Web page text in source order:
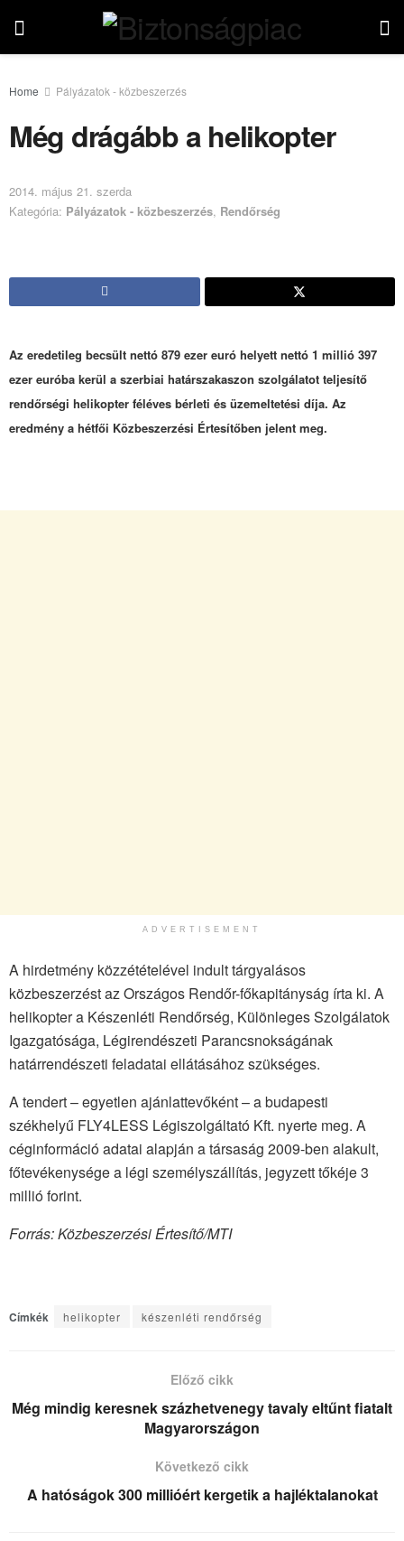
Home Pályázatok - közbeszerzés
Még drágább a helikopter
2014. május 21. szerda
Kategória: Pályázatok - közbeszerzés, Rendőrség
Az eredetileg becsült nettó 879 ezer euró helyett nettó 1 millió 397
ezer euróba kerül a szerbiai határszakaszon szolgálatot teljesítő
rendőrségi helikopter féléves bérleti és üzemeltetési díja. Az
eredmény a hétfői Közbeszerzési Értesítőben jelent meg.
ADVERTISEMENT
A hirdetmény közzétételével indult tárgyalásos
közbeszerzést az Országos Rendőr-főkapitányság írta ki. A
helikopter a Készenléti Rendőrség, Különleges Szolgálatok
Igazgatósága, Légirendészeti Parancsnokságának
határrendészeti feladatai ellátásához szükséges.
A tendert – egyetlen ajánlattevőként – a budapesti
székhelyű FLY4LESS Légiszolgáltató Kft. nyerte meg. A
céginformáció adatai alapján a társaság 2009-ben alakult,
főtevékenysége a légi személyszállítás, jegyzett tőkéje 3
millió forint.
Forrás: Közbeszerzési Értesítő/MTI
Címkék helikopter készenléti rendőrség
Előző cikk
Még mindig keresnek százhetvenegy tavaly eltűnt fiatalt
Magyarországon
Következő cikk
A hatóságok 300 millióért kergetik a hajléktalanokat